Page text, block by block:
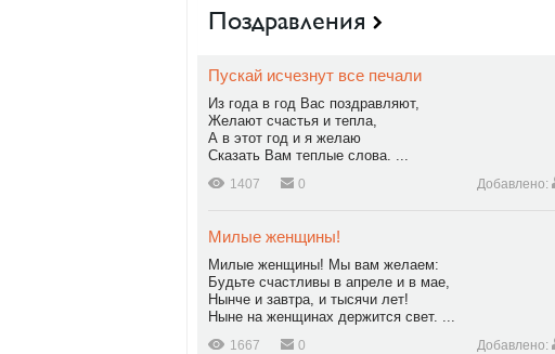
Поздравления
Пускай исчезнут все печали
Из года в год Вас поздравляют,
Желают счастья и тепла,
А в этот год и я желаю
Сказать Вам теплые слова. ...
1407 0 Добавлено:
Милые женщины!
Милые женщины! Мы вам желаем:
Будьте счастливы в апреле и в мае,
Нынче и завтра, и тысячи лет!
Ныне на женщинах держится свет. ...
1667 0 Добавлено: